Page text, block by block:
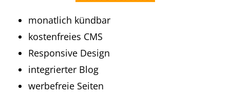
monatlich kündbar
kostenfreies CMS
Responsive Design
integrierter Blog
werbefreie Seiten